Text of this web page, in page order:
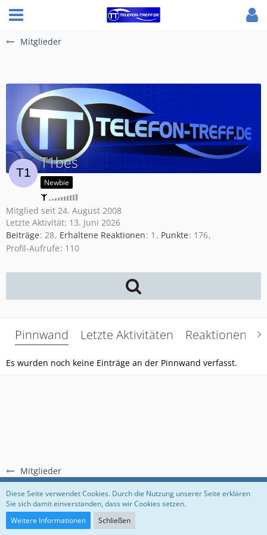
Mitglieder
Mitglieder
T1bes
Newbie
Mitglied seit 24. August 2008
Letzte Aktivität: 13. Juni 2026
Beiträge 28 Erhaltene Reaktionen 1 Punkte 176
Profil-Aufrufe 110
Pinnwand Letzte Aktivitäten Reaktionen
Es wurden noch keine Einträge an der Pinnwand verfasst.
Regeln Datenschutzerklärung Impressum
Community-Software:
Diese Seite verwendet Cookies. Durch die Nutzung unserer Seite erklären
Sie sich damit einverstanden, dass wir Cookies setzen.
Weitere Informationen
Schließen